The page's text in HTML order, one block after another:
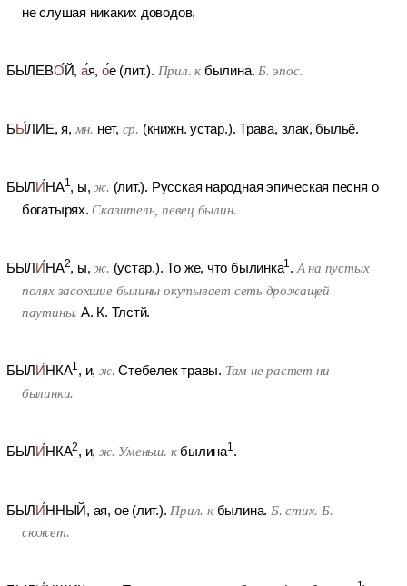
не слушая никаких доводов.
БЫЛЕВОЙ, ая,ое (лит.). Прил. к былина. Б. эпос.
БЫЛИЕ, я, мн. нет, ср. (книжн. устар.).Трава, злак, быльё.
БЫЛ И НА1 , ы,ж. (лит.). Русская народная эпическая песня о
богатырях. Сказитель, певец былин.
БЫЛ И НА2, ы,ж. (устар.).То же, что былинка1 . А на пустых
полях засохшие былины окутывает сеть дрожащей
паутины. А. К. Тлстй.
БЫЛ И НКА1 , и,ж. Стебелек травы. Там не растет ни
былинки.
БЫЛ И НКА2, и,ж. Уменьш. кбылина1 .
БЫЛ И ННЫЙ, ая, ое (лит.). Прил. кбылина. Б. стих. Б.
сюжет.